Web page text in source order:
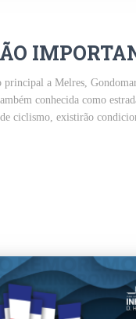
principal a Melres,
conhecida como
ciclismo, existirão